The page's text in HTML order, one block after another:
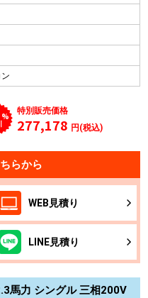
%
特別販売価格
277,178 円(税込)
らから
WEB 見積り
LINE見積り
馬力 シングル 三相200V